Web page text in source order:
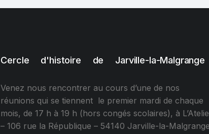
Cercle d'histoire de Jarville-la-Malgrange
Venez nous rencontrer au cours d’une de nos
réunions qui se tiennent le premier mardi de chaque
mois, de 17 h à 19 h (hors congés scolaires), à
– 106 rue la République – 54140 Jarville-la-